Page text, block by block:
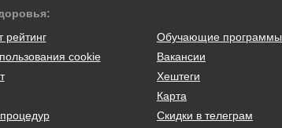
рейтинг
cookie
Обучающие программы
Вакансии
Хештеги
Карта
Скидки в телеграм